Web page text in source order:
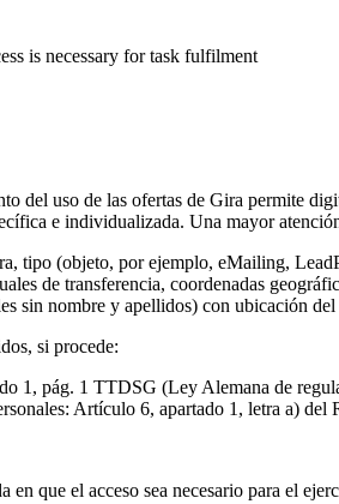
is necessary for task fulfilment
del uso de las ofertas de Gira permite
e individualizada. Una mayor
tipo (objeto, por ejemplo, eMailing,
de transferencia, coordenadas
sin nombre y apellidos) con ubicación
si procede:
1, pág. 1 TTDSG (Ley Alemana de
Artículo 6, apartado 1, letra a) del
en que el acceso sea necesario para el